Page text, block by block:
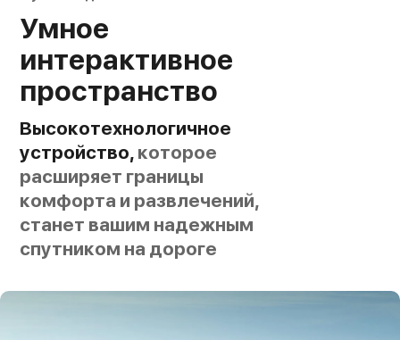
Высокотехнологичное
устройство, которое
расширяет границы
комфорта и развлечений,
станет вашим надежным
спутником на дороге
Умное
интерактивное
пространство